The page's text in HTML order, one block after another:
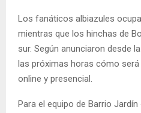
Los fanáticos albiazules
mientras que los hinchas de
sur. Según anunciaron desde
las próximas horas cómo
online y presencial.
Para el equipo de Barrio